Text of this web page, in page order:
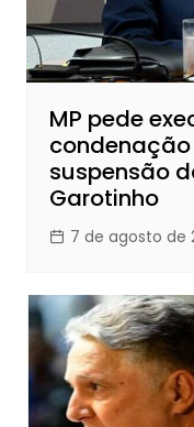
MP pede
suspensão
Garotinho
7 de agosto de